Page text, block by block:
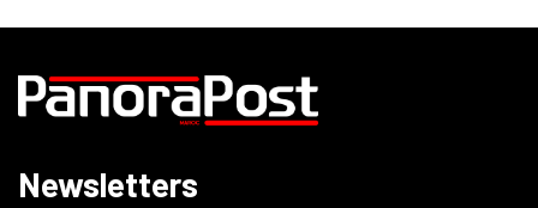
Newsletters